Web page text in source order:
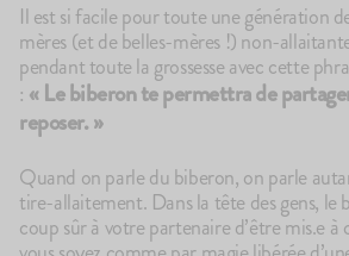
Il est si facile pour toute une génération
mères (et de belles-mères !) non-
pendant toute la grossesse avec cette
: «Le biberon te permettra de
reposer.»
Quand on parle du biberon, on parle
tire-allaitement. Dans la tête des gens, le
coup sûr à votre partenaire d’être mis.e